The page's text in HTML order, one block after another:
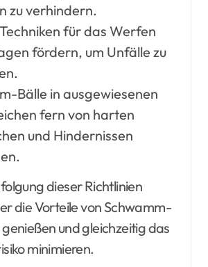
zu verhindern.
für das Werfen
fördern, um Unfälle zu
Bälle in ausgewiesenen
fern von harten
und Hindernissen
dieser Richtlinien
die Vorteile von Schwamm-
und gleichzeitig das
minimieren.